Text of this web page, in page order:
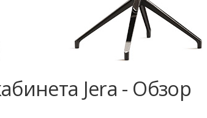
Jera - Обзор